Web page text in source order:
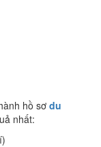
hồ sơ du
nhất: